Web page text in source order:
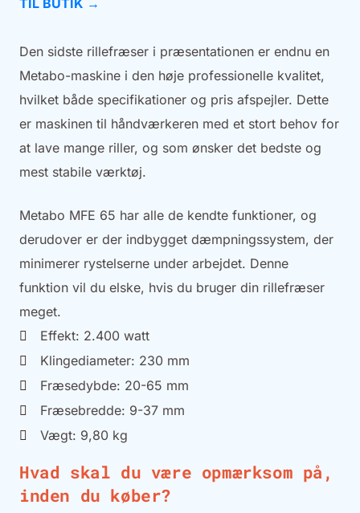
TIL BUTIK →
Den sidste rillefræser i præsentationen er endnu en
Metabo-maskine i den høje professionelle kvalitet,
hvilket både specifikationer og pris afspejler. Dette
er maskinen til håndværkeren med et stort behov for
at lave mange riller, og som ønsker det bedste og
mest stabile værktøj.
Metabo MFE 65 har alle de kendte funktioner, og
derudover er der indbygget dæmpningssystem, der
minimerer rystelserne under arbejdet. Denne
funktion vil du elske, hvis du bruger din rillefræser
meget.
Effekt: 2.400 watt
Klingediameter: 230 mm
Fræsedybde: 20-65 mm
Fræsebredde: 9-37 mm
Vægt: 9,80 kg
Hvad skal du være opmærksom på,
inden du køber?